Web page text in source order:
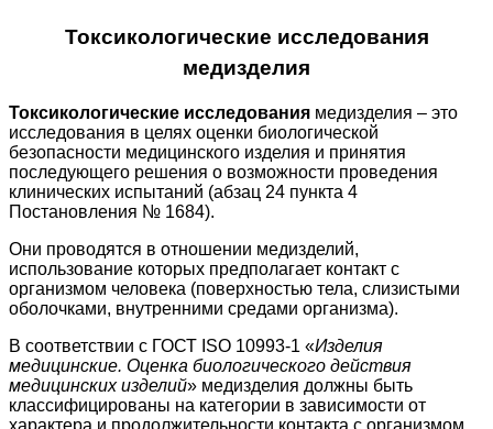
Токсикологические исследования
медизделия
Токсикологические исследования медизделия – это
исследования в целях оценки биологической
безопасности медицинского изделия и принятия
последующего решения о возможности проведения
клинических испытаний (абзац 24 пункта 4
Постановления № 1684).
Они проводятся в отношении медизделий,
использование которых предполагает контакт с
организмом человека (поверхностью тела, слизистыми
оболочками, внутренними средами организма).
В соответствии с ГОСТ ISO 10993-1 «Изделия
медицинские. Оценка биологического действия
медицинских изделий» медизделия должны быть
классифицированы на категории в зависимости от